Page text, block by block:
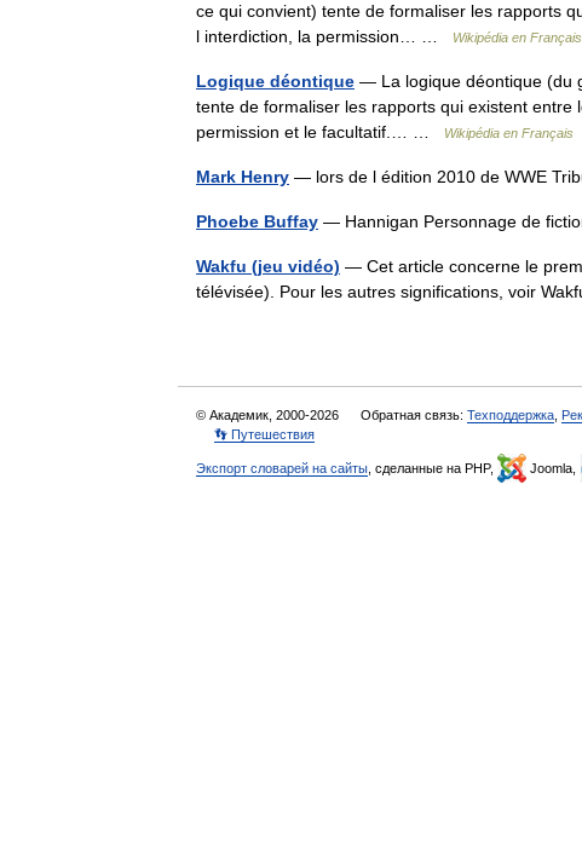
ce qui convient) tente de formaliser les rapports
l interdiction, la permission… …
Wikipédia en Français
Logique déontique — La logique déontique (du
tente de formaliser les rapports qui existent
permission et le facultatif.… …
Wikipédia en Français
Mark Henry — lors de l édition 2010 de WWE
Phoebe Buffay — Hannigan Personnage de
Wakfu (jeu vidéo) — Cet article concerne le
télévisée). Pour les autres significations, voir
© Академик, 2000-2026 Обратная связь: Техподдержка
👣 Путешествия
Экспорт словарей на сайты , сделанные на PHP, Joomla,